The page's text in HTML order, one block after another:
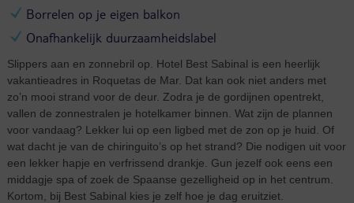
Borrelen op je eigen balkon
Onafhankelijk duurzaamheidslabel
Slippers aan en zonnebril op. Hotel Best Sabinal is een heerlijk
vakantieadres in Roquetas de Mar. Dat kan ook niet anders met
zo’n mooi strand voor de deur. Zodra je de gordijnen opentrekt,
vallen de zonnestralen je hotelkamer binnen. Wat zijn de plannen
voor vandaag? Lekker lui op een ligbed met de zon op je huid. Of
wat dacht je van de chiringuito’s op het strand? Die nodigen uit voor
een lekker hapje en verfrissend drankje. Gun jezelf ook eens een
middagje spa of zoek de Spaanse gezelligheid op in het centrum.
Kortom, bij Best Sabinal kies je zelf hoe je dag eruitziet.